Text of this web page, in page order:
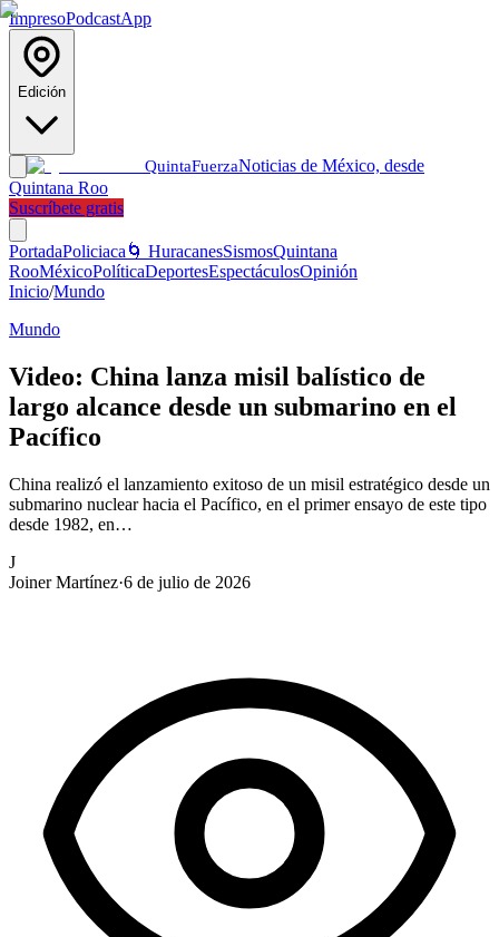
ImpresoPodcastApp
Edición
QuintaFuerzaNoticias de México, desde
Quintana Roo
Suscríbete gratis
PortadaPoliciaca 🌀 HuracanesSismosQuintana
RooMéxicoPolíticaDeportesEspectáculosOpinión
Inicio/Mundo
Mundo
Video: China lanza misil balístico de
largo alcance desde un submarino en el
Pacífico
China realizó el lanzamiento exitoso de un misil estratégico desde un
submarino nuclear hacia el Pacífico, en el primer ensayo de este tipo
desde 1982, en…
J
Joiner Martínez·6 de julio de 2026